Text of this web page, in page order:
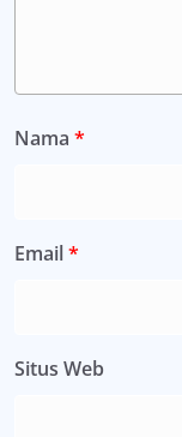
Nama *
Email*
Situs Web